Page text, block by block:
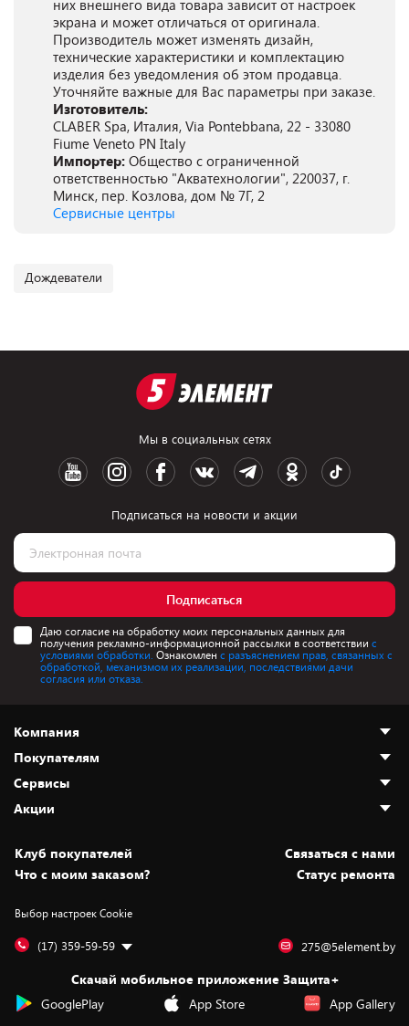
них внешнего вида товара зависит от настроек
экрана и может отличаться от оригинала.
Производитель может изменять дизайн,
технические характеристики и комплектацию
изделия без уведомления об этом продавца.
Уточняйте важные для Вас параметры при заказе.
Изготовитель:
CLABER Spa, Италия, Via Pontebbana, 22 - 33080
Fiume Veneto PN Italy
Импортер: Общество с ограниченной
ответственностью "Акватехнологии", 220037, г.
Минск, пер. Козлова, дом № 7Г, 2
Сервисные центры
Дождеватели
Мы в социальных сетях
Подписаться на новости и акции
Подписаться
Даю согласие на обработку моих персональных данных для
получения рекламно-информационной рассылки в соответствии с
условиями обработки. Ознакомлен с разъяснением прав, связанных с
обработкой, механизмом их реализации, последствиями дачи
согласия или отказа.
Компания
О нас
Адреса магазинов
Новости
Статьи и обзоры
Вакансии
Дай пять добру!
Покупателям
Как сделать заказ
Оплата и доставка
Безналичный расчёт
Обмен и возврат товара
Обработка персональных данных
Подарочные карты
Сервисы
Установка техники
Для игровых консолей
Для мобильных устройств
Для компьютеров
Сервисные центры
Акции
Скидки и промокоды
Белорусские товары
Бонусы
Оплата частями
Новинки
Клуб покупателей
Cвязаться с нами
Что с моим заказом?
Статус ремонта
Выбор настроек Cookie
(17) 359-59-59 275@5element.by
Скачай мобильное приложение Защита+
GooglePlay
App Store App Gallery